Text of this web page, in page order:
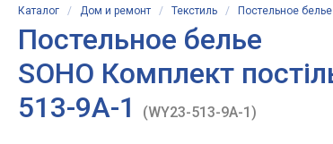
Каталог / Дом и ремонт / Текстиль / Постельное белье
Постельное белье
SOHO Комплект
513-9A-1
(WY23-513-9A-1)